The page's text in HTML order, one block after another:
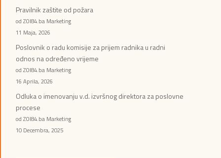
Pravilnik zaštite od požara
od ZOI84.ba Marketing
11 Maja, 2026
Poslovnik o radu komisije za prijem radnika u radni
odnos na određeno vrijeme
od ZOI84.ba Marketing
16 Aprila, 2026
Odluka o imenovanju v.d. izvršnog direktora za poslovne
procese
od ZOI84.ba Marketing
10 Decembra, 2025